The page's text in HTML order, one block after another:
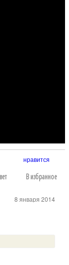
нравится
В избранное
8 января 2014